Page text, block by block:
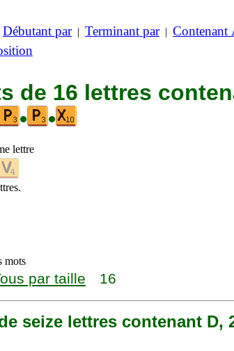
Débutant par| Terminant par| Contenant
de 16 lettres
• •
lettre
mots
par taille 16
seize lettres contenant D,